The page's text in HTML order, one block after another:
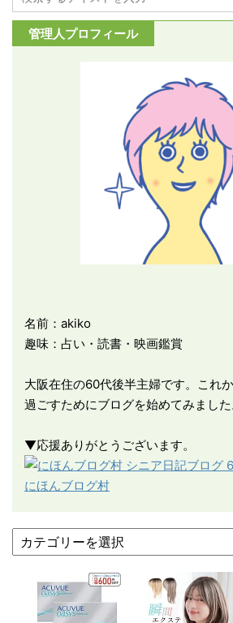
管理人プロフィール
名前：akiko
趣味：占い・読書・映画鑑賞
大阪在住の60代後半主婦です。これ
過ごすためにブログを始めてみました
▼応援ありがとうございます。
にほんブログ村